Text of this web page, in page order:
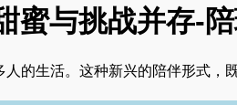
蜜与挑战并存-
的生活。这种新兴的陪伴形式，